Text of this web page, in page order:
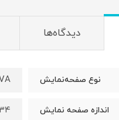
دیدگاه‌ها
نوع صفحه‌نمایش
اندازه صفحه نمایش ۳۴ اینچ